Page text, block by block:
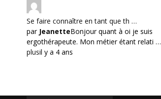
Se faire connaître en tant que th …
par JeanetteBonjour quant à oi je suis
ergothérapeute. Mon métier étant relati …
plusil y a 4 ans